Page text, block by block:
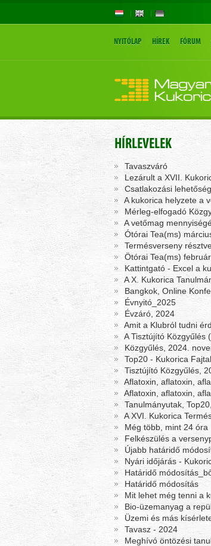
NYITÓLAP HÍREK FÓRUM
HÍRLEVELEK
Tavaszváró
Lezárult a XVII.
Csatlakozási
A kukorica helyzete a
Mérleg-elfogadó
A vetőmag
Ótórai Tea(ms)
Termésverseny
Ötórai Tea(ms)
Kattintgató - Excel a
A X. Kukorica
Bangkok, Online
Évnyitó_2025
Évzáró, 2024
Amit a Klubról tudni
A Tisztújító Közgyűlés
Közgyűlés, 2024.
Top20 - Kukorica
Tisztújító Közgyűlés,
Aflatoxin, aflatoxin,
Aflatoxin, aflatoxin,
Tanulmányutak,
A XVI. Kukorica
Még több, mint 24 óra
Felkészülés a
Újabb határidő
Nyári időjárás -
Határidő
Határidő módosítás
Mit lehet még tenni a
Bio-üzemanyag a
Üzemi és más
Tavasz - 2024
Meghívó öntözési